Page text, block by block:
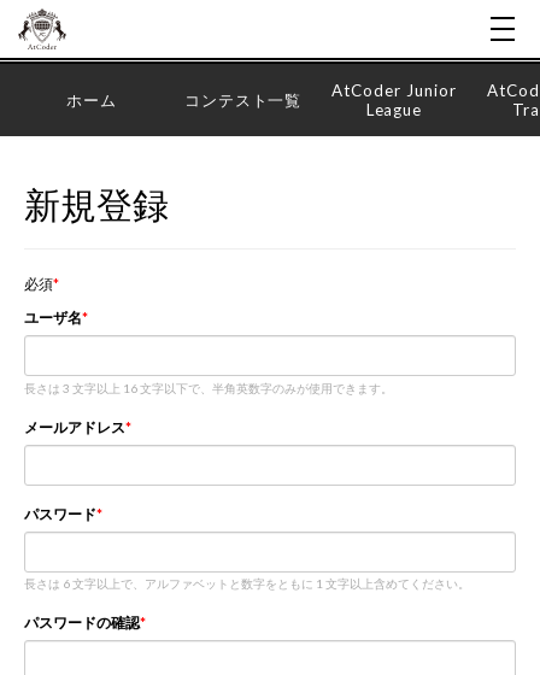
ホーム コンテスト一覧
AtCoder Junior
League
新規登録
必須
ユーザ名
長さは 3 文字以上 16 文字以下で、半角英数字のみが使用できます。
メールアドレス
パスワード
長さは 6 文字以上で、アルファベットと数字をともに 1 文字以上含めてください。
パスワードの確認